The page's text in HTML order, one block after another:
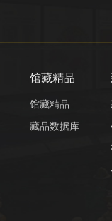
馆藏精品
馆藏精品
藏品数据库